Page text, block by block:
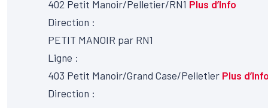
402 Petit Manoir/Pelletier/RN1 Plus d’Info
Direction :
PETIT MANOIR par RN1
Ligne :
403 Petit Manoir/Grand Case/Pelletier Plus
Direction :